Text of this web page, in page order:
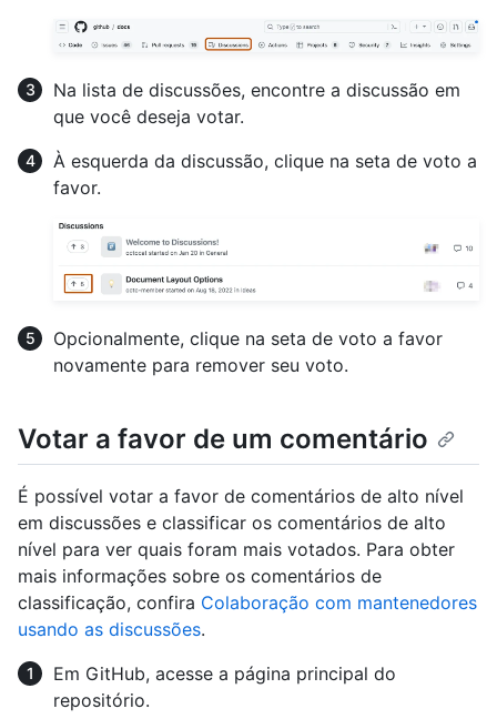
Na lista de discussões, encontre a discussão em
que você deseja votar.
À esquerda da discussão, clique na seta de voto a
favor.
Opcionalmente, clique na seta de voto a favor
novamente para remover seu voto.
Votar a favor de um comentário
É possível votar a favor de comentários de alto nível
em discussões e classificar os comentários de alto
nível para ver quais foram mais votados. Para obter
mais informações sobre os comentários de
classificação, confira Colaboração com mantenedores
usando as discussões.
Em GitHub, acesse a página principal do
repositório.